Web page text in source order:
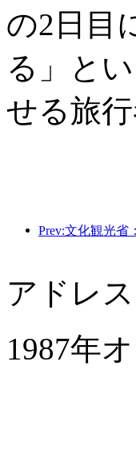
の2日目
る」と
せる旅
アドレ
1987年